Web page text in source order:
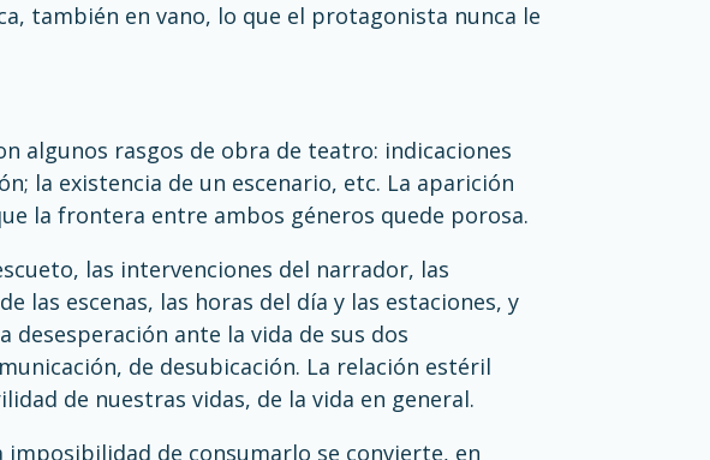
también en vano, lo que el protagonista nunca le
algunos rasgos de obra de teatro: indicaciones
la existencia de un escenario, etc. La aparición
la frontera entre ambos géneros quede porosa.
las intervenciones del narrador, las
las escenas, las horas del día y las estaciones, y
ante la vida de sus dos
de desubicación. La relación estéril
de nuestras vidas, de la vida en general.
imposibilidad de consumarlo se convierte, en